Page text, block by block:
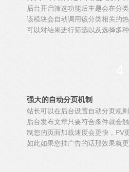
后台开启筛选功能后主题会在分
该模块会自动调用该分类相关的
可以对结果进行筛选以及选择多种
强大的自动分页机制
站长可以在后台设置自动分页规
后台发布文章只要符合条件就会
制您的页面加载速度会更快，PV
如此如果您挂广告的话那效果就更